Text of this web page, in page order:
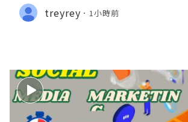
treyrey 1小時前